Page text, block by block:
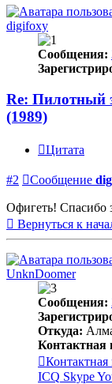
digifoxy
Сообщения:
Re: Пилотный
(1989)
Цитата
#2 Сообщение
Офигеть! Спасибо
Вернуться к
UnknDoomer
Сообщения:
Откуда:
Контактная
ICQ Skype